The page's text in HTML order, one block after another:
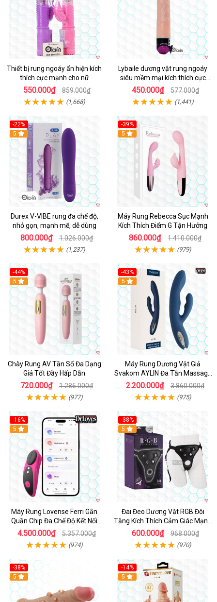
Thiết bị rung ngoáy ẩn hiện kích
thích cực mạnh cho nữ
550.000₫ 859.000₫
(1,668)
Lybaile dương vật rung ngoáy
siêu mềm mại kích thích cực
mạnh
450.000₫ 577.000₫
(1,441)
-22%
Hot
5
Durex V-VIBE rung đa chế độ,
nhỏ gọn, mạnh mẽ, dễ dùng
800.000₫ 1.026.000₫
(1,237)
-39%
Hot
5
Máy Rung Rebecca Sục Mạnh
Kích Thích Điểm G Tận Hưởng
860.000₫ 1.410.000₫
(979)
-44%
Hot
5
Chày Rung AV Tần Số Đa Dạng
Giá Tốt Đầy Hấp Dẫn
720.000₫ 1.286.000₫
(977)
-43%
Hot
5
Máy Rung Dương Vật Giả
Svakom AYLIN Đa Tần Massage
Sướng
2.200.000₫ 3.860.000₫
(975)
-16%
Hot
5
Máy Rung Lovense Ferri Gắn
Quần Chip Đa Chế Độ Kết Nối
App
4.500.000₫ 5.357.000₫
(974)
-38%
Hot
5
Đai Đeo Dương Vật RGB Đôi
Tăng Kích Thích Cảm Giác Mạnh
Mẽ
600.000₫ 968.000₫
(970)
-38%
5
-14%
5